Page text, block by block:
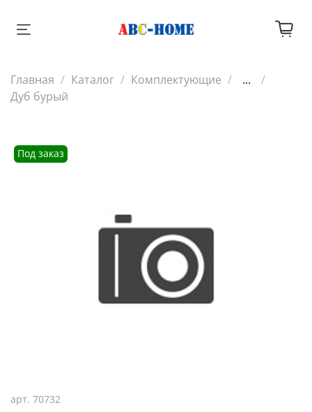
Главная Каталог Комплектующие
...
Дуб бурый
Под заказ
арт. 70732